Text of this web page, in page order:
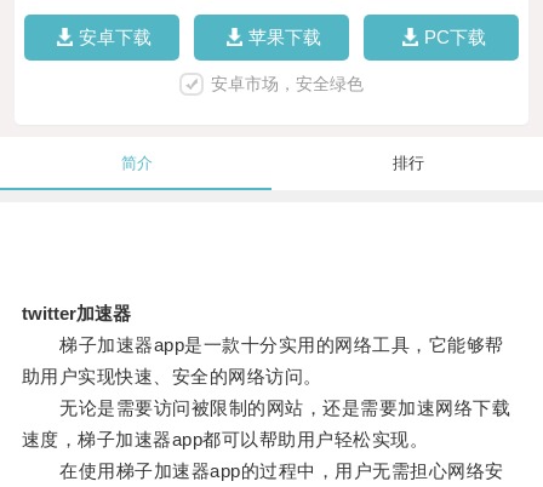
安卓下载 苹果下载 PC下载
安卓市场，安全绿色
简介 排行
twitter加速器
梯子加速器app是一款十分实用的网络工具，它能够帮
助用户实现快速、安全的网络访问。
无论是需要访问被限制的网站，还是需要加速网络下载
速度，梯子加速器app都可以帮助用户轻松实现。
在使用梯子加速器app的过程中，用户无需担心网络安